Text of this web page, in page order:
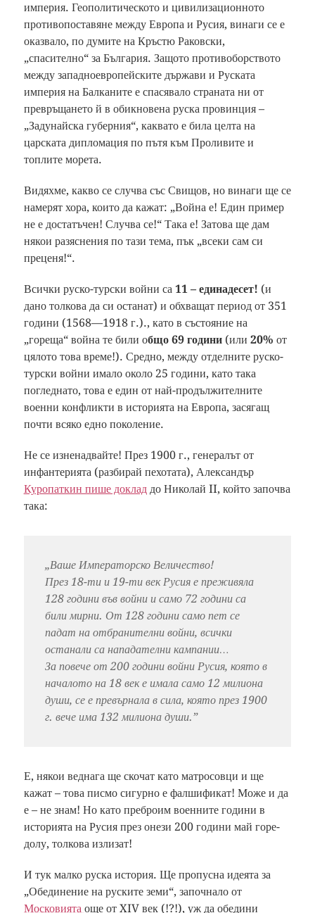
империя. Геополитическото и цивилизационното
противопоставяне между Европа и Русия, винаги се е
оказвало, по думите на Кръстю Раковски,
„спасително“ за България. Защото противоборството
между западноевропейските държави и Руската
империя на Балканите е спасявало страната ни от
превръщането й в обикновена руска провинция –
„Задунайска губерния“, каквато е била целта на
царската дипломация по пътя към Проливите и
топлите морета.
Видяхме, какво се случва със Свищов, но винаги ще се
намерят хора, които да кажат: „Война е! Един пример
не е достатъчен! Случва се!“ Така е! Затова ще дам
някои разяснения по тази тема, пък „всеки сам си
преценя!“.
Всички руско-турски войни са 11 – единадесет! (и
дано толкова да си останат) и обхващат период от 351
години (1568—1918 г.)., като в състояние на
„гореща“ война те били общо 69 години(или 20% от
цялото това време!). Средно, между отделните руско-
турски войни имало около 25 години, като така
погледнато, това е един от най-продължителните
военни конфликти в историята на Европа, засягащ
почти всяко едно поколение.
Не се изненадвайте! През 1900 г., генералът от
инфантерията (разбирай пехотата), Александър
Куропаткин пише докладдо Николай II, който започва
така:
„Ваше Императорско Величество!
През 18-ти и 19-ти век Русия е преживяла
128 години във войни и само 72 години са
били мирни. От 128 години само пет се
падат на отбранителни войни, всички
останали са нападателни кампании…
За повече от 200 години войни Русия, която в
началото на 18 век е имала само 12 милиона
души, се е превърнала в сила, която през 1900
г. вече има 132 милиона души.”
Е, някои веднага ще скочат като матросовци и ще
кажат – това писмо сигурно е фалшификат! Може и да
е – не знам! Но като преброим военните години в
историята на Русия през онези 200 години май горе-
долу, толкова излизат!
И тук малко руска история. Ще пропусна идеята за
„Обединение на руските земи“, започнало от
Московията още от XIV век (!?!), уж да обедини